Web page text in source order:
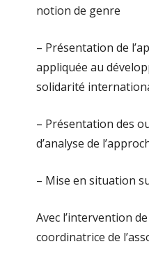
notion de genre
– Présentation de
appliquée au
solidarité
– Présentation des
d’analyse de
– Mise en situation
Avec l’intervention
coordinatrice de